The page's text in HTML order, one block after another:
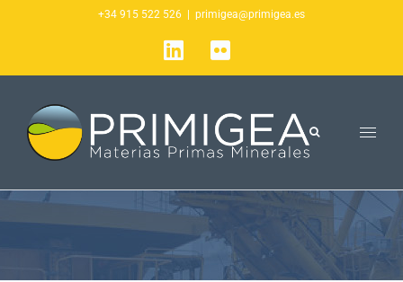
+34 915 522 526 primigea@primigea.es
LinkedIn
Flickr